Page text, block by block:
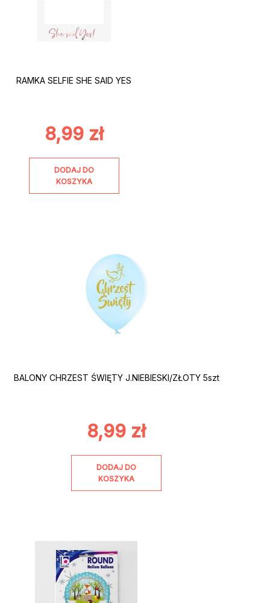
RAMKA SELFIE SHE SAID YES
8,99 zł
DODAJ DO
KOSZYKA
BALONY CHRZEST ŚWIĘTY J.NIEBIESKI/ZŁOTY 5szt
8,99 zł
DODAJ DO
KOSZYKA